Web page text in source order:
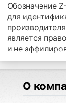
Обозначение
для
является
и не
О